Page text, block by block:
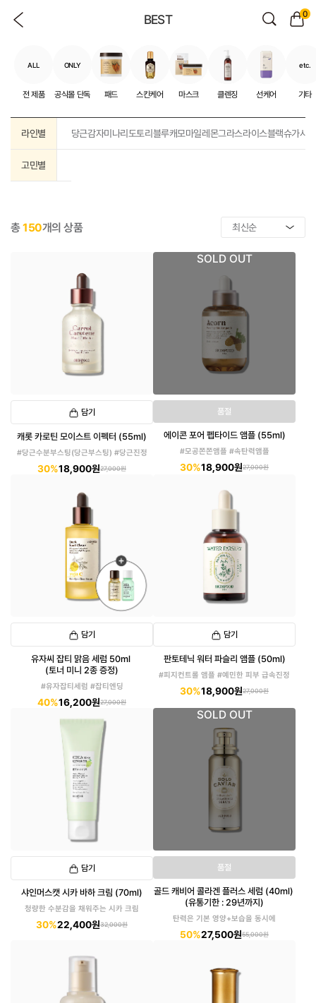
BEST 0
ALL
전 제품
ONLY
공식몰 단독 패드 스킨케어 마스크 클렌징 선케어
etc.
기타
라인별 당근감자미나리도토리블루캐모마일레몬그라스라이스블랙슈가샤
고민별
총150개의 상품
담기
캐롯 카로틴 모이스트 이펙터 (55ml)
#당근수분부스팅(당근부스팅) #당근진정
30%18,900원27,000원
SOLD OUT
품절
에이콘 포어 펩타이드 앰플 (55ml)
#모공쫀쫀앰플 #속탄력앰플
30%18,900원27,000원
담기
유자씨 잡티 맑음 세럼 50ml
(토너 미니 2종 증정)
#유자잡티세럼 #잡티엔딩
40%16,200원27,000원
담기
판토테닉 워터 파슬리 앰플 (50ml)
#피지컨트롤 앰플 #예민한 피부 급속진정
30%18,900원27,000원
담기
샤인머스캣 시카 바하 크림 (70ml)
청량한 수분감을 채워주는 시카 크림
30%22,400원32,000원
SOLD OUT
품절
골드 캐비어 콜라겐 플러스 세럼 (40ml)
(유통기한 : 29년까지)
탄력은 기본 영양+보습을 동시에
50%27,500원55,000원